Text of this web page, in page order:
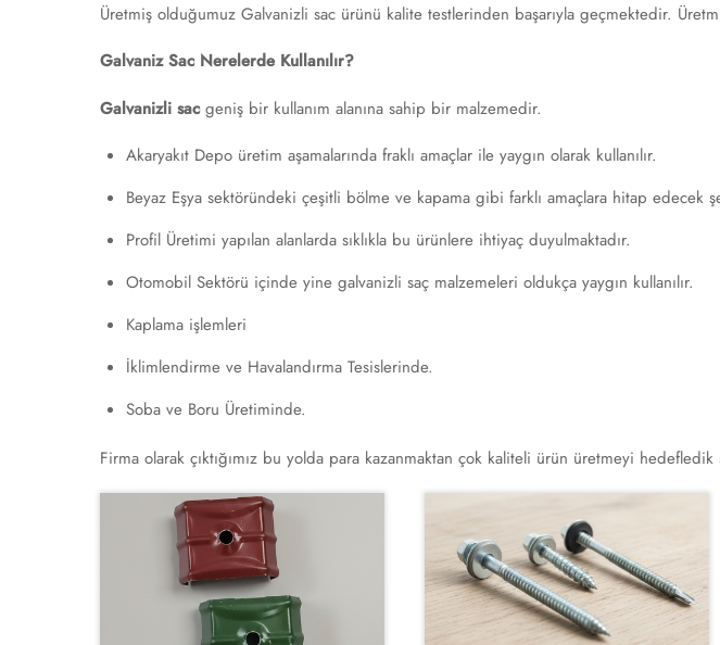
Üretmiş olduğumuz Galvanizli sac ürünü kalite testlerinden başarıyla geçmektedir.
Galvaniz Sac Nerelerde Kullanılır?
Galvanizli sacgeniş bir kullanım alanına sahip bir malzemedir.
Akaryakıt Depo üretim aşamalarında fraklı amaçlar ile yaygın olarak kullanılır.
Beyaz Eşya sektöründeki çeşitli bölme ve kapama gibi farklı amaçlara hitap edecek
Profil Üretimi yapılan alanlarda sıklıkla bu ürünlere ihtiyaç duyulmaktadır.
Otomobil Sektörü içinde yine galvanizli saç malzemeleri oldukça yaygın kullanılır.
Kaplama işlemleri
İklimlendirme ve Havalandırma Tesislerinde.
Soba ve Boru Üretiminde.
Firma olarak çıktığımız bu yolda para kazanmaktan çok kaliteli ürün üretmeyi